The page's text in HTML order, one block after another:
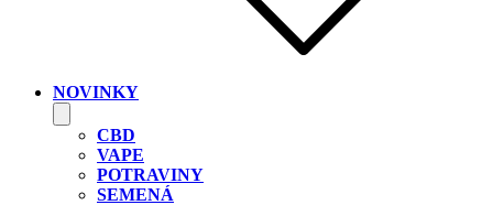
NOVINKY
CBD
VAPE
POTRAVINY
SEMENÁ